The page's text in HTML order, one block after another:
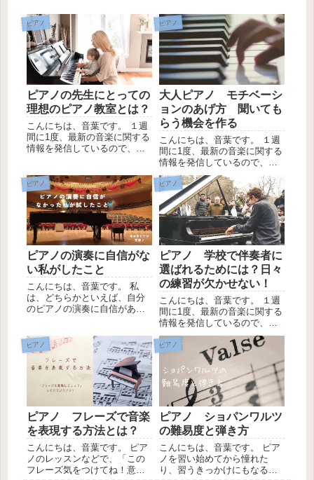
ピアノ
ピアノの先生にとっての
理想のピアノ教室とは？
こんにちは、音葉です。 １週
間に1度、最新の音楽に関する
情報を発信しているので、
にとっての、理想のピアノ教
室、ってあると思います。 例
えば、先生が優しい、好きな
曲を弾かせてくれる、オリ...
ピアノ
大人ピアノ モチベーシ
ョンのあげ方 聞いても
らう機会を作る
こんにちは、音葉です。 １週
間に1度、最新の音楽に関する
情報を発信しているので、
LINEの友達登録お願いしま
す。 この記事を見つけて下さ
った方は、大人からピアノを
習い始めた、または再開され
た方だと思います。 モチベー
ションを常に持ちながらピ...
ピアノ
ピアノの演奏に自信がな
い私がしたこと
こんにちは、音葉です。 私
は、どちらかといえば、自分
のピアノの演奏に自信があり
器と自信のない楽器に分かれ
ます。 自信がある楽器は、学
校でもみんなの前で演奏した
り、その楽器専攻の子の前で
堂...
ピアノ
ピアノ 学校で伴奏者に
選ばれるためには？日々
の練習が欠かせない！
こんにちは、音葉です。 １週
間に1度、最新の音楽に関する
情報を発信しているので、
LINEの友達登録お願いしま
す。 そろそろ卒業式などに向
けて、学校でもピアノ伴奏の
オーディションがあったり、
練習があったりする頃でしょ
うか？ また、合唱コンクー...
ピアノ
ピアノ フレーズで音楽
を表現する方法とは？
こんにちは、音葉です。 ピア
ノのレッスンなどで、「この
フレーズ気をつけてね！意識
ピアノ
ピアノ ショパンワルツ
の難易度と弾き方
こんにちは、音葉です。 ピア
ノを習い始めてから憧れた
り、習うきっかけにもなるシ